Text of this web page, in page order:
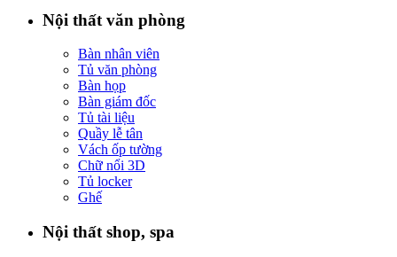
Nội thất văn phòng
Bàn nhân viên
Tủ văn phòng
Bàn họp
Bàn giám đốc
Tủ tài liệu
Quầy lễ tân
Vách ốp tường
Chữ nổi 3D
Tủ locker
Ghế
Nội thất shop, spa